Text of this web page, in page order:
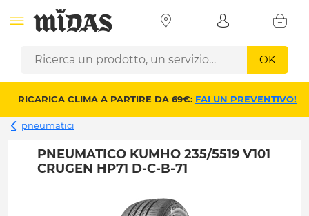
OK
RICARICA CLIMA A PARTIRE DA 69€: FAI UN PREVENTIVO!
pneumatici
PNEUMATICO KUMHO 235/5519 V101
CRUGEN HP71 D-C-B-71